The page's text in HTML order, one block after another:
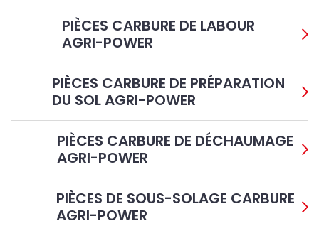
PIÈCES CARBURE DE LABOUR
AGRI-POWER
PIÈCES CARBURE DE PRÉPARATION
DU SOL AGRI-POWER
PIÈCES CARBURE DE DÉCHAUMAGE
AGRI-POWER
PIÈCES DE SOUS-SOLAGE CARBURE
AGRI-POWER